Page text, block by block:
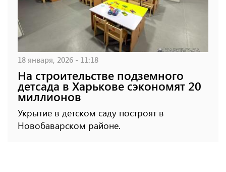
18 января, 2026 - 11:18
На строительстве подземного
детсада в Харькове сэкономят 20
миллионов
Укрытие в детском саду построят в
Новобаварском районе.